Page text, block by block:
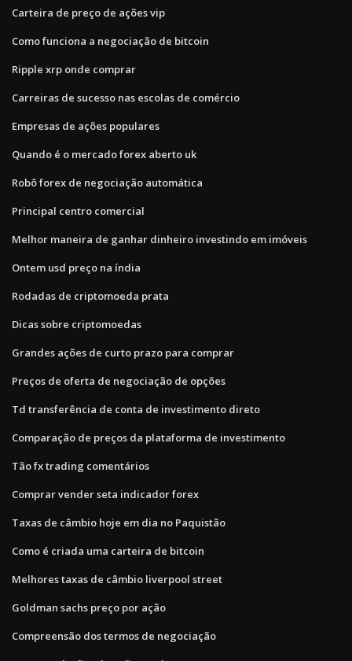
Carteira de preço de ações vip
Como funciona a negociação de bitcoin
Ripple xrp onde comprar
Carreiras de sucesso nas escolas de comércio
Empresas de ações populares
Quando é o mercado forex aberto uk
Robô forex de negociação automática
Principal centro comercial
Melhor maneira de ganhar dinheiro investindo em imóveis
Ontem usd preço na índia
Rodadas de criptomoeda prata
Dicas sobre criptomoedas
Grandes ações de curto prazo para comprar
Preços de oferta de negociação de opções
Td transferência de conta de investimento direto
Comparação de preços da plataforma de investimento
Tão fx trading comentários
Comprar vender seta indicador forex
Taxas de câmbio hoje em dia no Paquistão
Como é criada uma carteira de bitcoin
Melhores taxas de câmbio liverpool street
Goldman sachs preço por ação
Compreensão dos termos de negociação